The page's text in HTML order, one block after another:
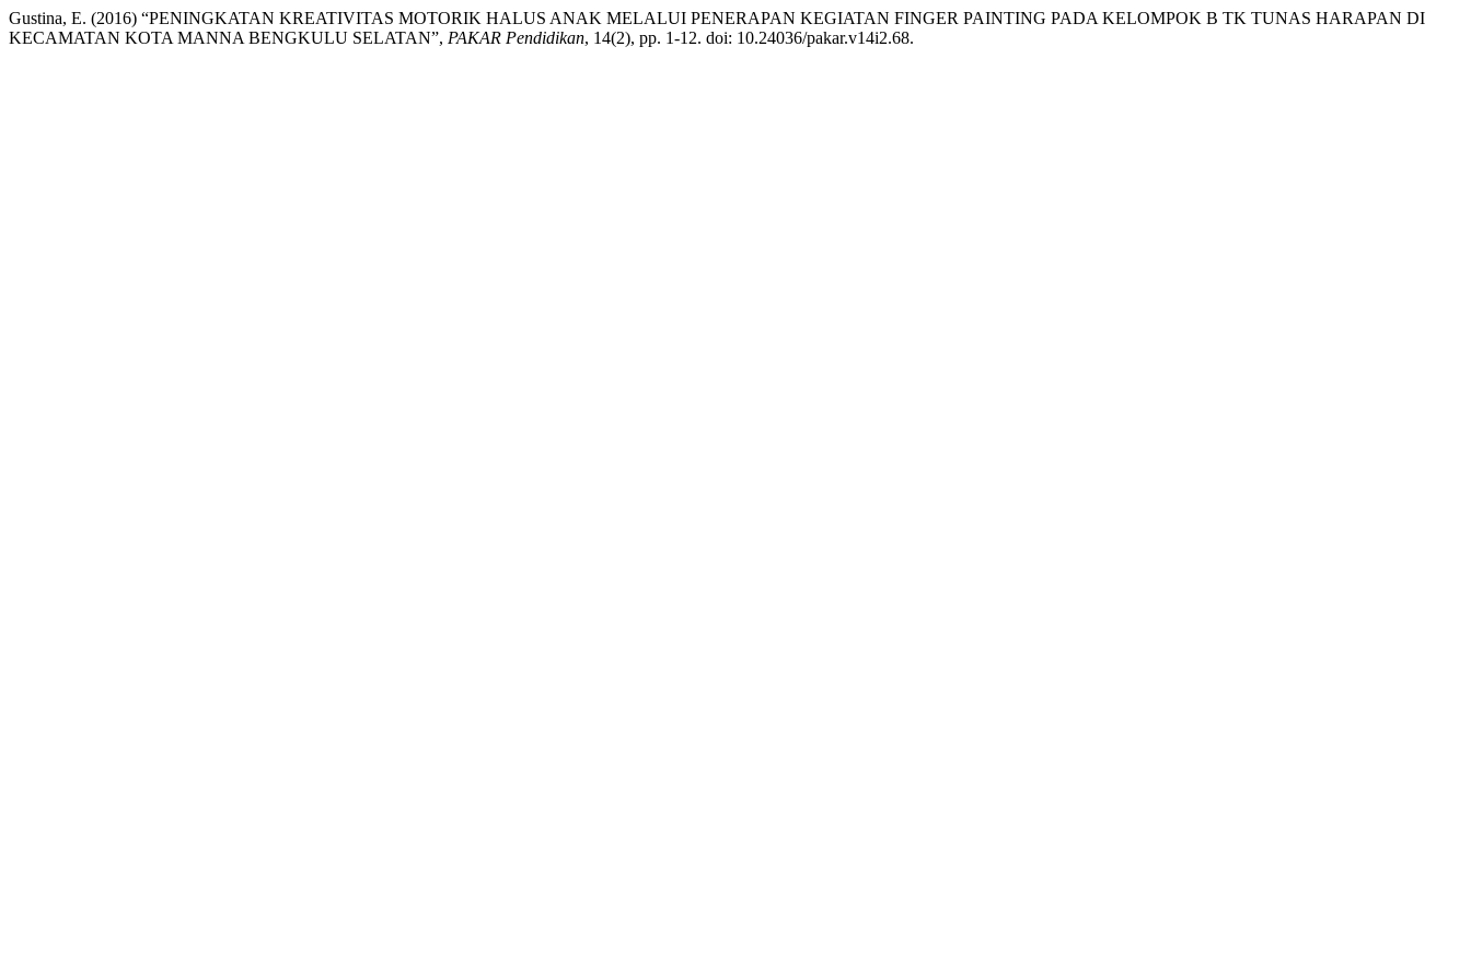
Gustina, E. (2016) “PENINGKATAN KREATIVITAS MOTORIK HALUS ANAK MELALUI PENERAPAN KEGIATAN FINGER PAINTING PADA KELOMPOK B TK TUNAS HARAPAN DI
KECAMATAN KOTA MANNA BENGKULU SELATAN”, PAKAR Pendidikan, 14(2), pp. 1-12. doi: 10.24036/pakar.v14i2.68.